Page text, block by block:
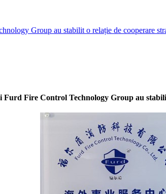
Group au stabilit o relație de cooperare
Furd Fire Control Technology Group au